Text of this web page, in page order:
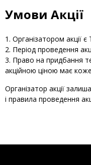
Умови Акції
Організатором акції
Період проведення
Право на придбання
акційною ціною має
Організатор акції
і правила проведення